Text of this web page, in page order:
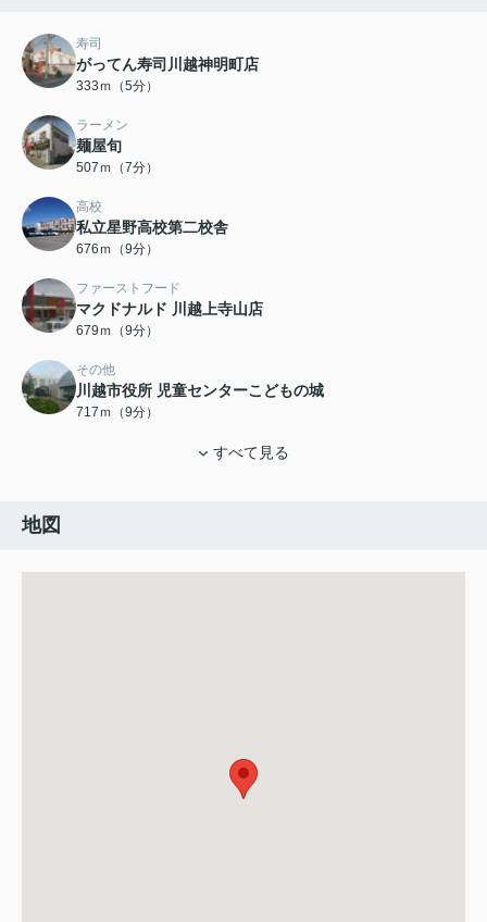
寿司
がってん寿司川越神明町店
333ｍ（5分）
ラーメン
麺屋旬
507ｍ（7分）
高校
私立星野高校第二校舎
676ｍ（9分）
ファーストフード
マクドナルド 川越上寺山店
679ｍ（9分）
その他
川越市役所 児童センターこどもの城
717ｍ（9分）
すべて見る
地図